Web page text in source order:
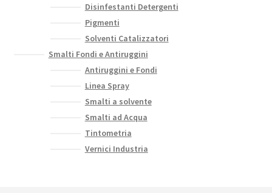
Disinfestanti Detergenti
Pigmenti
Solventi Catalizzatori
Smalti Fondi e Antiruggini
Antiruggini e Fondi
Linea Spray
Smalti a solvente
Smalti ad Acqua
Tintometria
Vernici Industria